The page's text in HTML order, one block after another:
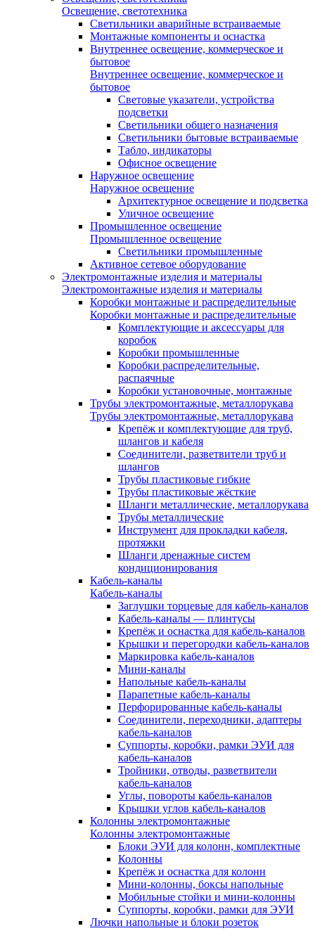
Освещение, светотехника
Светильники аварийные встраиваемые
Монтажные компоненты и оснастка
Внутреннее освещение, коммерческое и
бытовое
Внутреннее освещение, коммерческое и
бытовое
Световые указатели, устройства
подсветки
Светильники общего назначения
Светильники бытовые встраиваемые
Табло, индикаторы
Офисное освещение
Наружное освещение
Наружное освещение
Архитектурное освещение и подсветка
Уличное освещение
Промышленное освещение
Промышленное освещение
Светильники промышленные
Активное сетевое оборудование
Электромонтажные изделия и материалы
Электромонтажные изделия и материалы
Коробки монтажные и распределительные
Коробки монтажные и распределительные
Комплектующие и аксессуары для
коробок
Коробки промышленные
Коробки распределительные,
распаячные
Коробки установочные, монтажные
Трубы электромонтажные, металлорукава
Трубы электромонтажные, металлорукава
Крепёж и комплектующие для труб,
шлангов и кабеля
Соединители, разветвители труб и
шлангов
Трубы пластиковые гибкие
Трубы пластиковые жёсткие
Шланги металлические, металлорукава
Трубы металлические
Инструмент для прокладки кабеля,
протяжки
Шланги дренажные систем
кондиционирования
Кабель-каналы
Кабель-каналы
Заглушки торцевые для кабель-каналов
Кабель-каналы — плинтусы
Крепёж и оснастка для кабель-каналов
Крышки и перегородки кабель-каналов
Маркировка кабель-каналов
Мини-каналы
Напольные кабель-каналы
Парапетные кабель-каналы
Перфорированные кабель-каналы
Соединители, переходники, адаптеры
кабель-каналов
Суппорты, коробки, рамки ЭУИ для
кабель-каналов
Тройники, отводы, разветвители
кабель-каналов
Углы, повороты кабель-каналов
Крышки углов кабель-каналов
Колонны электромонтажные
Колонны электромонтажные
Блоки ЭУИ для колонн, комплектные
Колонны
Крепёж и оснастка для колонн
Мини-колонны, боксы напольные
Мобильные стойки и мини-колонны
Суппорты, коробки, рамки для ЭУИ
Лючки напольные и блоки розеток